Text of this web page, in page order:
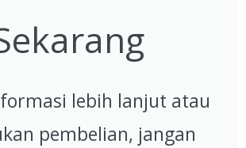
lebih lanjut atau
pembelian, jangan